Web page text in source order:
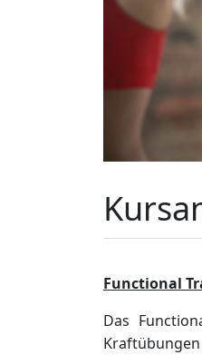
Functional
Das